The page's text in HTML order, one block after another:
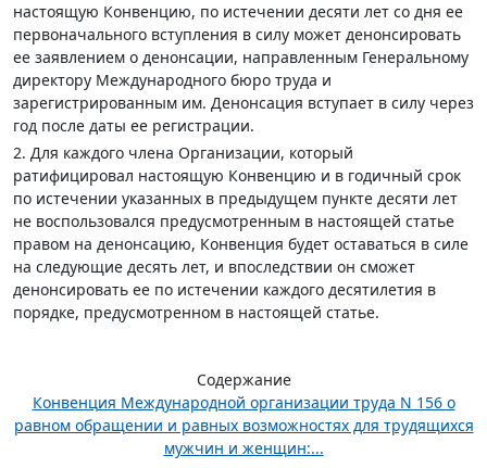
настоящую Конвенцию, по истечении десяти лет со дня ее
первоначального вступления в силу может денонсировать
ее заявлением о денонсации, направленным Генеральному
директору Международного бюро труда и
зарегистрированным им. Денонсация вступает в силу через
год после даты ее регистрации.
2. Для каждого члена Организации, который
ратифицировал настоящую Конвенцию и в годичный срок
по истечении указанных в предыдущем пункте десяти лет
не воспользовался предусмотренным в настоящей статье
правом на денонсацию, Конвенция будет оставаться в силе
на следующие десять лет, и впоследствии он сможет
денонсировать ее по истечении каждого десятилетия в
порядке, предусмотренном в настоящей статье.
Содержание
Конвенция Международной организации труда N 156 о
равном обращении и равных возможностях для трудящихся
мужчин и женщин:...